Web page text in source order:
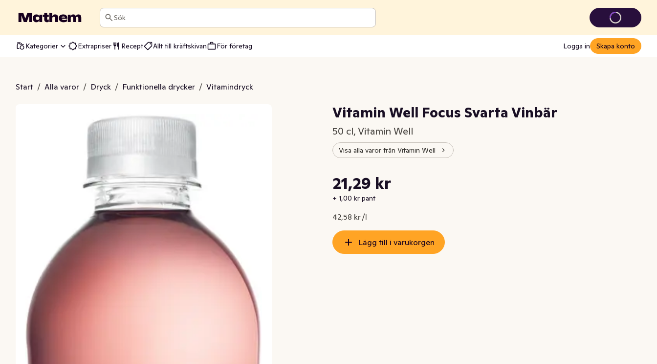
Sök
Kategorier Extrapriser Recept Allt till kräftskivan För företag Logga in Skapa konto
Start / Alla varor / Dryck / Funktionella drycker / Vitamindryck
Svarta Vinbär
Vitamin Well Focus Svarta Vinbär
50 cl, Vitamin Well
Visa alla varor från Vitamin Well
Nuvarande pris är: 21,29 kr
21,29 kr
+ 1,00 kr pant
42,58 kr /l
Styckpris: 42,58 kr /l
Lägg till i varukorgen